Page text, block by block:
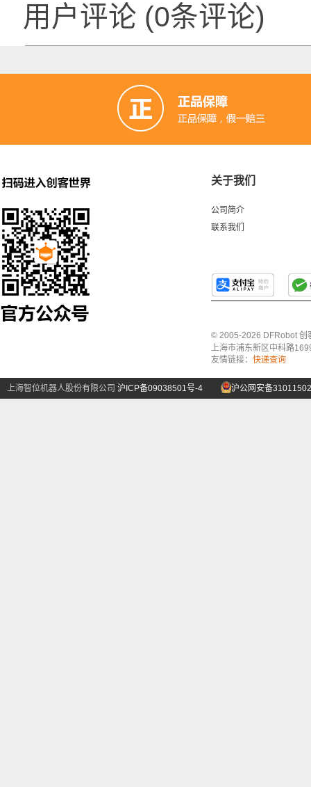
用户评论 (0条评论)
关于我们
公司简介
联系我们
© 2005-2026 DFRobot 创
上海市浦东新区中科路
友情链接： 快递查询
上海智位机器人股份有限公司 沪ICP备09038501号-4 沪公网安备